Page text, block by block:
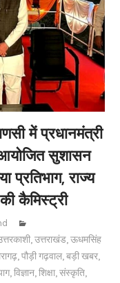
में प्रधानमंत्री
आयोजित सुशासन
प्रतिभाग, राज्य
कैमिस्ट्री
,उत्तराखंड,ऊधमसिंह
,पौड़ी गढ़वाल,बड़ी खबर,
,विज्ञान,शिक्षा,संस्कृति,